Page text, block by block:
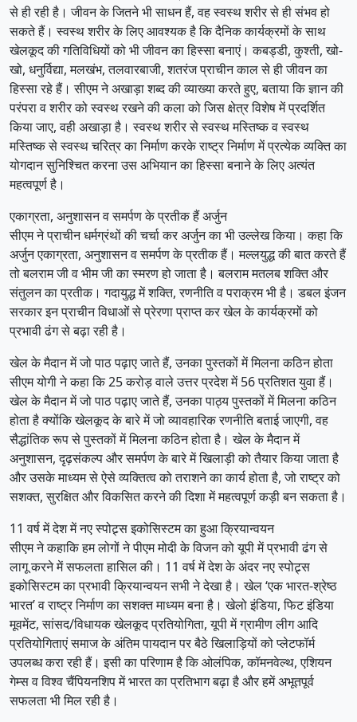
से ही रही है। जीवन के जितने भी साधन हैं, वह स्वस्थ शरीर से ही संभव हो
सकते हैं। स्वस्थ शरीर के लिए आवश्यक है कि दैनिक कार्यक्रमों के साथ
खेलकूद की गतिविधियों को भी जीवन का हिस्सा बनाएं। कबड्डी, कुश्ती, खो-
खो, धनुर्विद्या, मलखंभ, तलवारबाजी, शतरंज प्राचीन काल से ही जीवन का
हिस्सा रहे हैं। सीएम ने अखाड़ा शब्द की व्याख्या करते हुए, बताया कि ज्ञान की
परंपरा व शरीर को स्वस्थ रखने की कला को जिस क्षेत्र विशेष में प्रदर्शित
किया जाए, वही अखाड़ा है। स्वस्थ शरीर से स्वस्थ मस्तिष्क व स्वस्थ
मस्तिष्क से स्वस्थ चरित्र का निर्माण करके राष्ट्र निर्माण में प्रत्येक व्यक्ति का
योगदान सुनिश्चित करना उस अभियान का हिस्सा बनाने के लिए अत्यंत
महत्वपूर्ण है।
एकाग्रता, अनुशासन व समर्पण के प्रतीक हैं अर्जुन
सीएम ने प्राचीन धर्मग्रंथों की चर्चा कर अर्जुन का भी उल्लेख किया। कहा कि
अर्जुन एकाग्रता, अनुशासन व समर्पण के प्रतीक हैं। मल्लयुद्ध की बात करते हैं
तो बलराम जी व भीम जी का स्मरण हो जाता है। बलराम मतलब शक्ति और
संतुलन का प्रतीक। गदायुद्ध में शक्ति, रणनीति व पराक्रम भी है। डबल इंजन
सरकार इन प्राचीन विधाओं से प्रेरणा प्राप्त कर खेल के कार्यक्रमों को
प्रभावी ढंग से बढ़ा रही है।
खेल के मैदान में जो पाठ पढ़ाए जाते हैं, उनका पुस्तकों में मिलना कठिन होता
सीएम योगी ने कहा कि 25 करोड़ वाले उत्तर प्रदेश में 56 प्रतिशत युवा हैं।
खेल के मैदान में जो पाठ पढ़ाए जाते हैं, उनका पाठ्य पुस्तकों में मिलना कठिन
होता है क्योंकि खेलकूद के बारे में जो व्यावहारिक रणनीति बताई जाएगी, वह
सैद्धांतिक रूप से पुस्तकों में मिलना कठिन होता है। खेल के मैदान में
अनुशासन, दृढ़संकल्प और समर्पण के बारे में खिलाड़ी को तैयार किया जाता है
और उसके माध्यम से ऐसे व्यक्तित्व को तराशने का कार्य होता है, जो राष्ट्र को
सशक्त, सुरक्षित और विकसित करने की दिशा में महत्वपूर्ण कड़ी बन सकता है।
11 वर्ष में देश में नए स्पोट्र्स इकोसिस्टम का हुआ क्रियान्वयन
सीएम ने कहाकि हम लोगों ने पीएम मोदी के विजन को यूपी में प्रभावी ढंग से
लागू करने में सफलता हासिल की। 11 वर्ष में देश के अंदर नए स्पोट्र्स
इकोसिस्टम का प्रभावी क्रियान्वयन सभी ने देखा है। खेल ‘एक भारत-श्रेष्ठ
भारत’ व राष्ट्र निर्माण का सशक्त माध्यम बना है। खेलो इंडिया, फिट इंडिया
मूवमेंट, सांसद/विधायक खेलकूद प्रतियोगिता, यूपी में ग्रामीण लीग आदि
प्रतियोगिताएं समाज के अंतिम पायदान पर बैठे खिलाड़ियों को प्लेटफॉर्म
उपलब्ध करा रही हैं। इसी का परिणाम है कि ओलंपिक, कॉमनवेल्थ, एशियन
गेम्स व विश्व चैंपियनशिप में भारत का प्रतिभाग बढ़ा है और हमें अभूतपूर्व
सफलता भी मिल रही है।